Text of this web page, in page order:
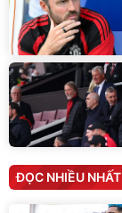
ĐỌC NHIỀU NHẤT